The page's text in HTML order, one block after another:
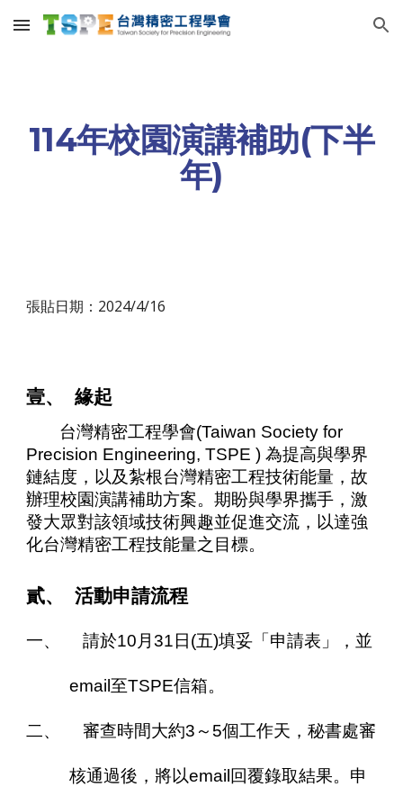
Skip to main content Skip to navigation
114年校園演講補助(下半
年)
張貼日期：2024/4/16
壹、 緣起
台灣精密工程學會(Taiwan Society for
Precision Engineering, TSPE ) 為提高與學界
鏈結度，以及紮根台灣精密工程技術能量，故
辦理校園演講補助方案。期盼與學界攜手，激
發大眾對該領域技術興趣並促進交流，以達強
化台灣精密工程技能量之目標。
貳、 活動申請流程
一、 請於10月31日(五)填妥「申請表」，並
email至TSPE信箱。
二、 審查時間大約3～5個工作天，秘書處審
核通過後，將以email回覆錄取結果。申